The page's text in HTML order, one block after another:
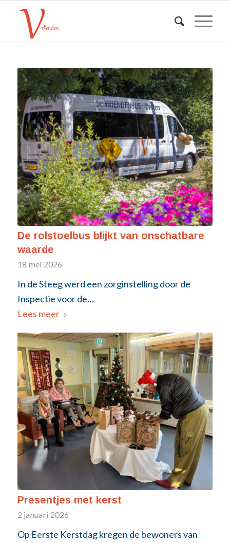
De rolstoelbus blijkt van onschatbare
waarde
18 mei 2026
In de Steeg werd een zorginstelling door de
Inspectie voor de…
Lees meer
Presentjes met kerst
2 januari 2026
Op Eerste Kerstdag kregen de bewoners van